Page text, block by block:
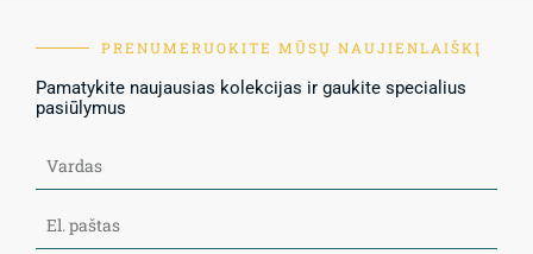
PRENUMERUOKITE MŪSŲ NAUJIENLAIŠKĮ
Pamatykite naujausias kolekcijas ir gaukite specialius
pasiūlymus